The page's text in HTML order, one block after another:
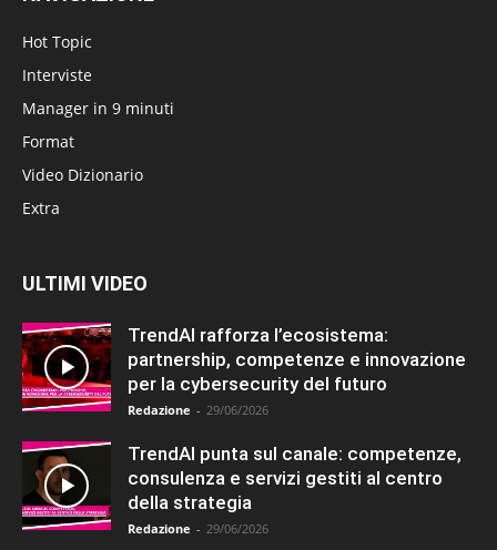
Hot Topic
Interviste
Manager in 9 minuti
Format
Video Dizionario
Extra
ULTIMI VIDEO
TrendAI rafforza l’ecosistema:
partnership, competenze e innovazione
per la cybersecurity del futuro
Redazione - 29/06/2026
TrendAI punta sul canale: competenze,
consulenza e servizi gestiti al centro
della strategia
Redazione - 29/06/2026